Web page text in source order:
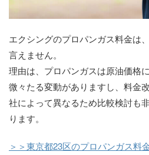
エクシングのプロパンガス料金は
言えません。
理由は、プロパンガスは原油価格
微々たる変動がありますし、料金
社によって異なるため比較検討も
ります。
＞＞東京都23区のプロパンガス料